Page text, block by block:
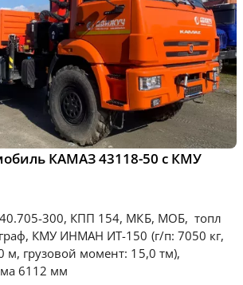
КАМАЗ 43118-50 с КМУ
300, КПП 154, МКБ, МОБ, топл
КМУ ИНМАН ИТ-150 (г/п: 7050 кг,
м, грузовой момент: 15,0 тм),
6112 мм